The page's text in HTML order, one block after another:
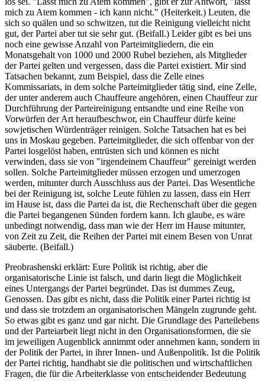
mich zu Atem kommen - ich kann nicht." (Heiterkeit.) Leuten, die
sich so quälen und so schwitzen, tut die Reinigung vielleicht nicht
gut, der Partei aber tut sie sehr gut. (Beifall.) Leider gibt es bei uns
noch eine gewisse Anzahl von Parteimitgliedern, die ein
Monatsgehalt von 1000 und 2000 Rubel beziehen, als Mitglieder
der Partei gelten und vergessen, dass die Partei existiert. Mir sind
Tatsachen bekannt, zum Beispiel, dass die Zelle eines
Kommissariats, in dem solche Parteimitglieder tätig sind, eine Zelle,
der unter anderem auch Chauffeure angehören, einen Chauffeur zur
Durchführung der Parteireinigung entsandte und eine Reihe von
Vorwürfen der Art heraufbeschwor, ein Chauffeur dürfe keine
sowjetischen Würdenträger reinigen. Solche Tatsachen hat es bei
uns in Moskau gegeben. Parteimitglieder, die sich offenbar von der
Partei losgelöst haben, entrüsten sich und können es nicht
verwinden, dass sie von "irgendeinem Chauffeur" gereinigt werden
sollen. Solche Parteimitglieder müssen erzogen und umerzogen
werden, mitunter durch Ausschluss aus der Partei. Das Wesentliche
bei der Reinigung ist, solche Leute fühlen zu lassen, dass ein Herr
im Hause ist, dass die Partei da ist, die Rechenschaft über die gegen
die Partei begangenen Sünden fordern kann. Ich glaube, es wäre
unbedingt notwendig, dass man wie der Herr im Hause mitunter,
von Zeit zu Zeit, die Reihen der Partei mit einem Besen von Unrat
säuberte. (Beifall.)
Preobrashenski erklärt: Eure Politik ist richtig, aber die
organisatorische Linie ist falsch, und darin liegt die Möglichkeit
eines Untergangs der Partei begründet. Das ist dummes Zeug,
Genossen. Das gibt es nicht, dass die Politik einer Partei richtig ist
und dass sie trotzdem an organisatorischen Mängeln zugrunde geht.
So etwas gibt es ganz und gar nicht. Die Grundlage des Parteilebens
und der Parteiarbeit liegt nicht in den Organisationsformen, die sie
im jeweiligen Augenblick annimmt oder annehmen kann, sondern in
der Politik der Partei, in ihrer Innen- und Außenpolitik. Ist die Politik
der Partei richtig, handhabt sie die politischen und wirtschaftlichen
Fragen, die für die Arbeiterklasse von entscheidender Bedeutung